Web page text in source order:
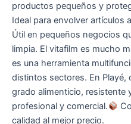
productos pequeños y
Ideal para envolver artículos
Útil en pequeños negocios
limpia. El vitafilm es mucho
es una herramienta
distintos sectores. En
grado alimenticio, resistente
profesional y comercial.
calidad al mejor precio.